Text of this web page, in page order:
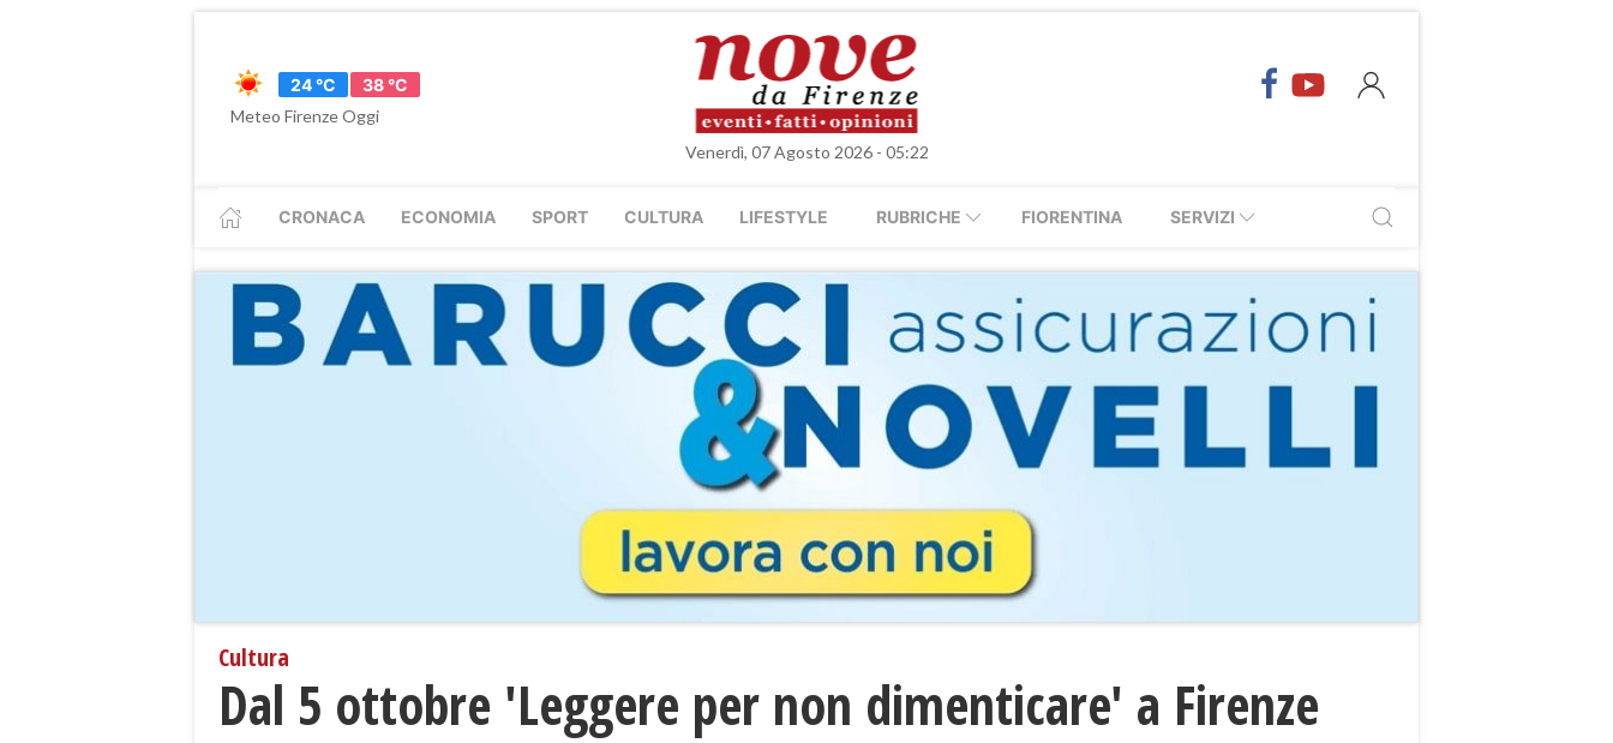
24 °C
38 °C
Meteo Firenze Oggi
Venerdì, 07 Agosto 2026 - 05:22
CRONACA ECONOMIA SPORT CULTURA LIFESTYLE RUBRICHE FIORENTINA SERVIZI
Cultura
Dal 5 ottobre 'Leggere per non dimenticare' a Firenze